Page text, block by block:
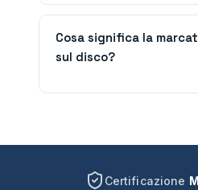
Cosa significa la
sul disco?
Certificazione